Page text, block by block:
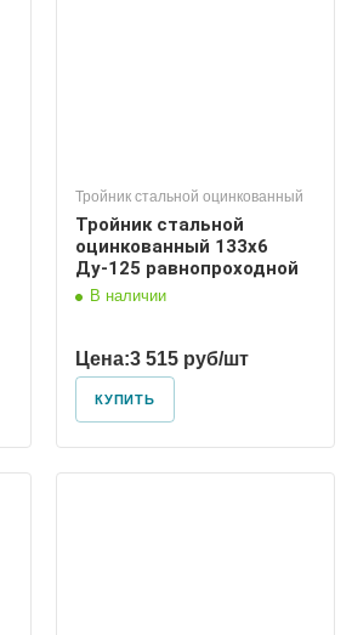
Тройник стальной оцинкованный
Тройник стальной
оцинкованный 133х6
Ду-125 равнопроходной
В наличии
Цена:3 515 руб/шт
КУПИТЬ